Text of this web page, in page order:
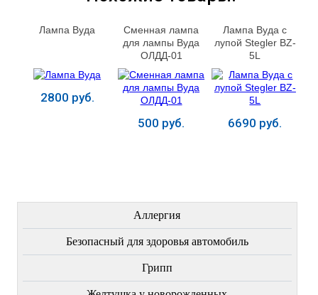
Лампа Вуда
2800 руб.
Сменная лампа
для лампы Вуда
ОЛДД-01
500 руб.
Лампа Вуда с
лупой Stegler BZ-
5L
6690 руб.
Аллергия
Безопасный для здоровья автомобиль
Грипп